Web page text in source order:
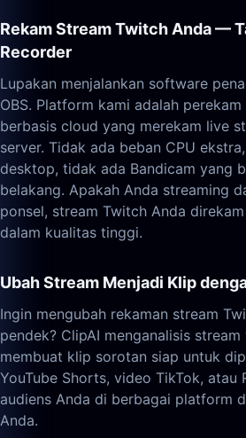
Rekam Stream Twitch Anda —
Recorder
Lupakan menjalankan software
OBS. Platform kami adalah
berbasis cloud yang merekam live
server. Tidak ada beban CPU
desktop, tidak ada Bandicam yang
belakang. Apakah Anda streaming
ponsel, stream Twitch Anda
dalam kualitas tinggi.
Ubah Stream Menjadi Klip
Ingin mengubah rekaman stream
pendek? ClipAI menganalisis
membuat klip sorotan siap untuk
YouTube Shorts, video TikTok, atau
audiens Anda di berbagai platform
Anda.